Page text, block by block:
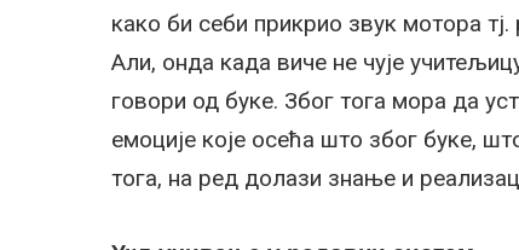
како би себи прикрио звук мотора
Али, онда када виче не чује
говори од буке. Због тога мора да
емоције које осећа што због буке,
тога, на ред долази знање и